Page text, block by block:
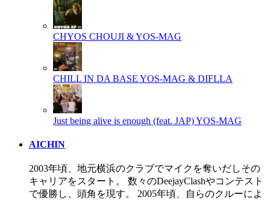
CHYOS CHOUJI & YOS-MAG
CHILL IN DA BASE YOS-MAG & DIFLLA
Just being alive is enough (feat. JAP)YOS-MAG
AICHIN
2003年頃、地元横浜のクラブでマイクを奪いだしその
キャリアをスタート。 数々のDeejayClashやコンテスト
で優勝し、頭角を現す。 2005年頃、自らのクルーによ